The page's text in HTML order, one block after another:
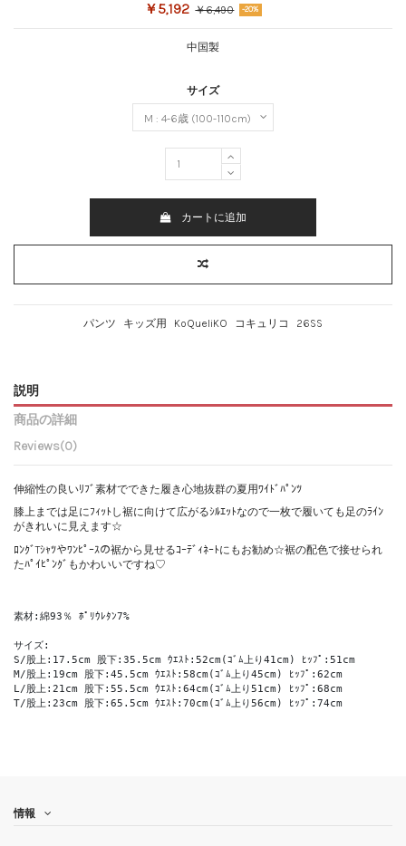
￥5,192 ￥6,490 -20%
中国製
サイズ
カートに追加
パンツ キッズ用 KoQueliKO コキュリコ 26SS
説明
商品の詳細
Reviews(0)
伸縮性の良いﾘﾌﾞ素材でできた履き心地抜群の夏用ﾜｲﾄﾞﾊﾟﾝﾂ
膝上までは足にﾌｨｯﾄし裾に向けて広がるｼﾙｴｯﾄなので一枚で履いても足のﾗｲﾝ
がきれいに見えます☆
ﾛﾝｸﾞTｼｬﾂやﾜﾝﾋﾟｰｽの裾から見せるｺｰﾃﾞｨﾈｰﾄにもお勧め☆裾の配色で接せられ
たﾊﾟｲﾋﾟﾝｸﾞもかわいいですね♡
素材:綿93％ ﾎﾟﾘｳﾚﾀﾝ7%
サイズ:
S/股上:17.5cm 股下:35.5cm ｳｴｽﾄ:52cm(ｺﾞﾑ上り41cm) ﾋｯﾌﾟ:51cm
M/股上:19cm 股下:45.5cm ｳｴｽﾄ:58cm(ｺﾞﾑ上り45cm) ﾋｯﾌﾟ:62cm
L/股上:21cm 股下:55.5cm ｳｴｽﾄ:64cm(ｺﾞﾑ上り51cm) ﾋｯﾌﾟ:68cm
T/股上:23cm 股下:65.5cm ｳｴｽﾄ:70cm(ｺﾞﾑ上り56cm) ﾋｯﾌﾟ:74cm
情報